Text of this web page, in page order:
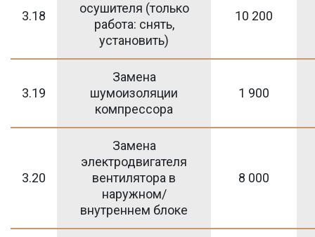
3.18
осушителя (только
работа: снять,
установить)
10 200
3.19
Замена
шумоизоляции
компрессора
1 900
3.20
Замена
электродвигателя
вентилятора в
наружном/
внутреннем блоке
8 000